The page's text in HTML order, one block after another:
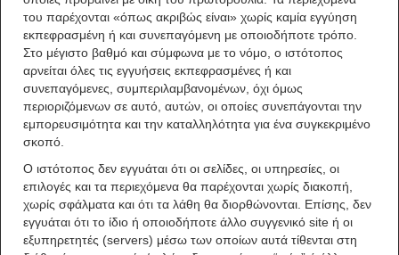
του παρέχονται «όπως ακριβώς είναι» χωρίς καμία εγγύηση
εκπεφρασμένη ή και συνεπαγόμενη με οποιοδήποτε τρόπο.
Στο μέγιστο βαθμό και σύμφωνα με το νόμο, ο ιστότοπος
αρνείται όλες τις εγγυήσεις εκπεφρασμένες ή και
συνεπαγόμενες, συμπεριλαμβανομένων, όχι όμως
περιοριζόμενων σε αυτό, αυτών, οι οποίες συνεπάγονται την
εμπορευσιμότητα και την καταλληλότητα για ένα συγκεκριμένο
σκοπό.
Ο ιστότοπος δεν εγγυάται ότι οι σελίδες, οι υπηρεσίες, οι
επιλογές και τα περιεχόμενα θα παρέχονται χωρίς διακοπή,
χωρίς σφάλματα και ότι τα λάθη θα διορθώνονται. Επίσης, δεν
εγγυάται ότι το ίδιο ή οποιοδήποτε άλλο συγγενικό site ή οι
εξυπηρετητές (servers) μέσω των οποίων αυτά τίθενται στη